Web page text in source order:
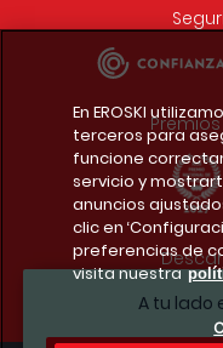
A tu lado
En EROSKI
terceros para
funcione
servicio y
anuncios
clic en
preferencias de
visita nuestra